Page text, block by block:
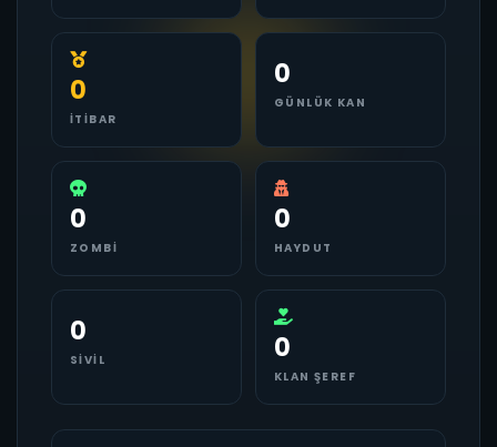
0
İTIBAR
0
GÜNLÜK KAN
0
ZOMBI
0
HAYDUT
0
SIVIL 0
KLAN ŞEREF